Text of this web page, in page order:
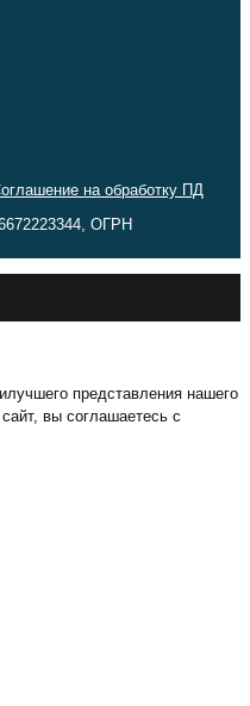
на обработку ПД
ОГРН
представления нашего
вы соглашаетесь с